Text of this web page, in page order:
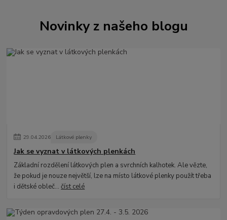
Novinky z našeho blogu
29.04.2026 Látkové plenky
Jak se vyznat v látkových plenkách
Základní rozdělení látkových plen a svrchních kalhotek. Ale vězte,
že pokud je nouze největší, lze na místo látkové plenky použít třeba
i dětské obleč...číst celé